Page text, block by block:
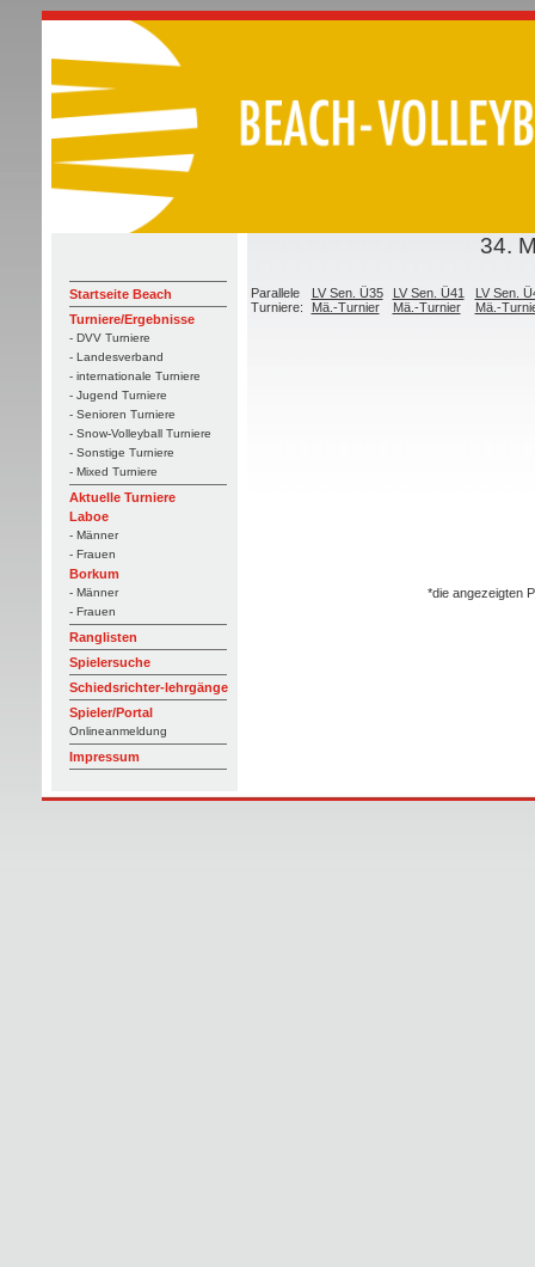
Startseite Beach
Turniere/Ergebnisse
- DVV Turniere
- Landesverband
- internationale Turniere
- Jugend Turniere
- Senioren Turniere
- Snow-Volleyball Turniere
- Sonstige Turniere
- Mixed Turniere
Aktuelle Turniere
Laboe
- Männer
- Frauen
Borkum
- Männer
- Frauen
Ranglisten
Spielersuche
Schiedsrichter-lehrgänge
Spieler/Portal
Onlineanmeldung
Impressum
34.
Parallele
Turniere:
LV Sen. Ü35
Mä.-Turnier
LV Sen. Ü41
Mä.-Turnier
LV Sen.
Mä.-
*die angezeigten